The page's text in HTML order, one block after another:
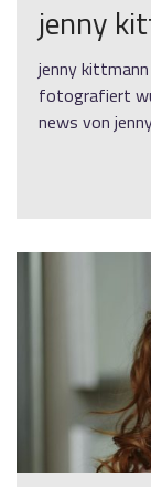
jenny
jenny
fotografiert
news von